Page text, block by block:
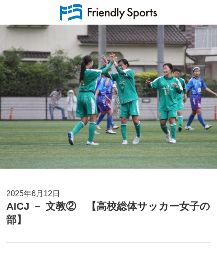
2025年6月12日
AICJ － 文教② 【高校総体サッカー女子の
部】